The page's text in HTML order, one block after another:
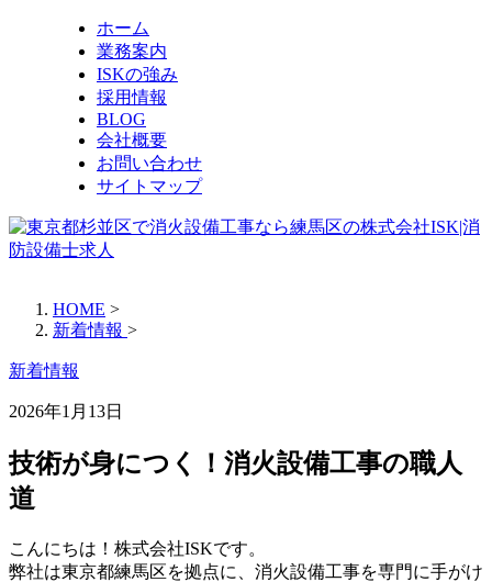
ホーム
業務案内
ISKの強み
採用情報
BLOG
会社概要
お問い合わせ
サイトマップ
HOME >
新着情報 >
新着情報
2026年1月13日
技術が身につく！消火設備工事の職人
道
こんにちは！株式会社ISKです。
弊社は東京都練馬区を拠点に、消火設備工事を専門に手がけ